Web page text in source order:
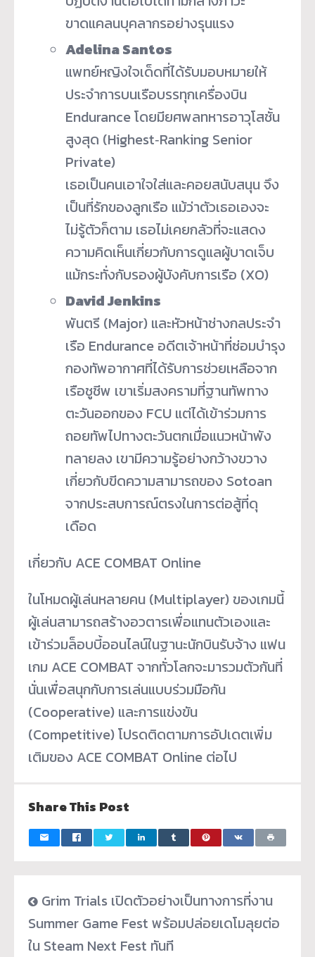
ขาดแคลนบุคลากรอย่างรุนแรง
Adelina Santos
แพทย์หญิงใจเด็ดที่ได้รับมอบหมายให้
ประจำการบนเรือบรรทุกเครื่องบิน
Endurance โดยมียศพลทหารอาวุโสชั้น
สูงสุด (Highest‑Ranking Senior
Private)
เธอเป็นคนเอาใจใส่และคอยสนับสนุน จึง
เป็นที่รักของลูกเรือ แม้ว่าตัวเธอเองจะ
ไม่รู้ตัวก็ตาม เธอไม่เคยกลัวที่จะแสดง
ความคิดเห็นเกี่ยวกับการดูแลผู้บาดเจ็บ
แม้กระทั่งกับรองผู้บังคับการเรือ (XO)
David Jenkins
พันตรี (Major) และหัวหน้าช่างกลประจำ
เรือ Endurance อดีตเจ้าหน้าที่ซ่อมบำรุง
กองทัพอากาศที่ได้รับการช่วยเหลือจาก
เรือชูชีพ เขาเริ่มสงครามที่ฐานทัพทาง
ตะวันออกของ FCU แต่ได้เข้าร่วมการ
ถอยทัพไปทางตะวันตกเมื่อแนวหน้าพัง
ทลายลง เขามีความรู้อย่างกว้างขวาง
เกี่ยวกับขีดความสามารถของ Sotoan
จากประสบการณ์ตรงในการต่อสู้ที่ดุ
เดือด
เกี่ยวกับ ACE COMBAT Online
ในโหมดผู้เล่นหลายคน (Multiplayer) ของเกมนี้
ผู้เล่นสามารถสร้างอวตารเพื่อแทนตัวเองและ
เข้าร่วมล็อบบี้ออนไลน์ในฐานะนักบินรับจ้าง แฟน
เกม ACE COMBAT จากทั่วโลกจะมารวมตัวกันที่
นั่นเพื่อสนุกกับการเล่นแบบร่วมมือกัน
(Cooperative) และการแข่งขัน
(Competitive) โปรดติดตามการอัปเดตเพิ่ม
เติมของ ACE COMBAT Online ต่อไป
Share This Post
Grim Trials เปิดตัวอย่างเป็นทางการที่งาน
Summer Game Fest พร้อมปล่อยเดโมลุยต่อ
ใน Steam Next Fest ทันที